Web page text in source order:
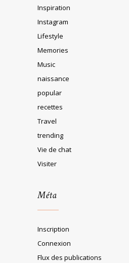
Inspiration
Instagram
Lifestyle
Memories
Music
naissance
popular
recettes
Travel
trending
Vie de chat
Visiter
Méta
Inscription
Connexion
Flux des publications